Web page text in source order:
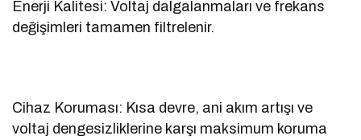
Enerji Kalitesi: Voltaj dalgalanmaları ve frekans
değişimleri tamamen filtrelenir.
Cihaz Koruması: Kısa devre, ani akım artışı ve
voltaj dengesizliklerine karşı maksimum koruma